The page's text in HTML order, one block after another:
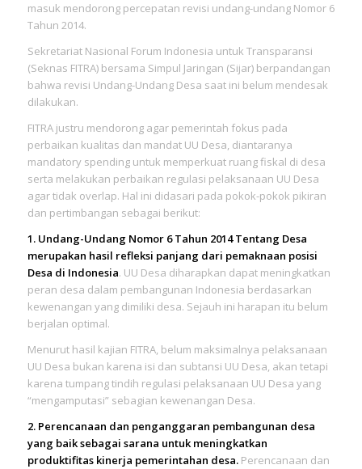
masuk mendorong percepatan revisi undang-undang Nomor 6
Tahun 2014.
Sekretariat Nasional Forum Indonesia untuk Transparansi
(Seknas FITRA) bersama Simpul Jaringan (Sijar) berpandangan
bahwa revisi Undang-Undang Desa saat ini belum mendesak
dilakukan.
FITRA justru mendorong agar pemerintah fokus pada
perbaikan kualitas dan mandat UU Desa, diantaranya
mandatory spending untuk memperkuat ruang fiskal di desa
serta melakukan perbaikan regulasi pelaksanaan UU Desa
agar tidak overlap. Hal ini didasari pada pokok-pokok pikiran
dan pertimbangan sebagai berikut:
1. Undang-Undang Nomor 6 Tahun 2014 Tentang Desa
merupakan hasil refleksi panjang dari pemaknaan posisi
Desa di Indonesia. UU Desa diharapkan dapat meningkatkan
peran desa dalam pembangunan Indonesia berdasarkan
kewenangan yang dimiliki desa. Sejauh ini harapan itu belum
berjalan optimal.
Menurut hasil kajian FITRA, belum maksimalnya pelaksanaan
UU Desa bukan karena isi dan subtansi UU Desa, akan tetapi
karena tumpang tindih regulasi pelaksanaan UU Desa yang
“mengamputasi” sebagian kewenangan Desa.
2. Perencanaan dan penganggaran pembangunan desa
yang baik sebagai sarana untuk meningkatkan
produktifitas kinerja pemerintahan desa. Perencanaan dan